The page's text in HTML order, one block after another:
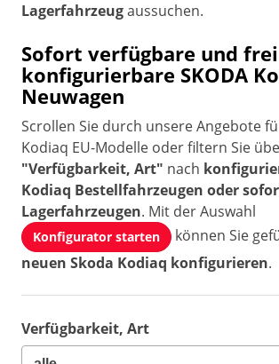
Lagerfahrzeugaussuchen.
Sofort verfügbare und frei
konfigurierbare SKODA
Neuwagen
Scrollen Sie durch unsere Angebote
Kodiaq EU-Modelle oder filtern Sie
"Verfügbarkeit, Art" nach
Kodiaq Bestellfahrzeugen oder
Lagerfahrzeugen. Mit der Auswahl
Konfigurator starten
können Sie
neuen Skoda Kodiaq konfigurieren.
Verfügbarkeit, Art